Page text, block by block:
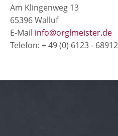
Am Klingenweg 13
65396 Walluf
E-Mail info@orglmeister.de
Telefon: + 49 (0) 6123 -